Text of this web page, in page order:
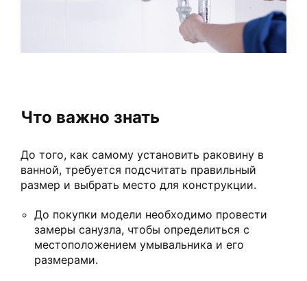
Что важно знать
До того, как самому установить раковину в
ванной, требуется подсчитать правильный
размер и выбрать место для конструкции.
До покупки модели необходимо провести
замеры санузла, чтобы определиться с
местоположением умывальника и его
размерами.